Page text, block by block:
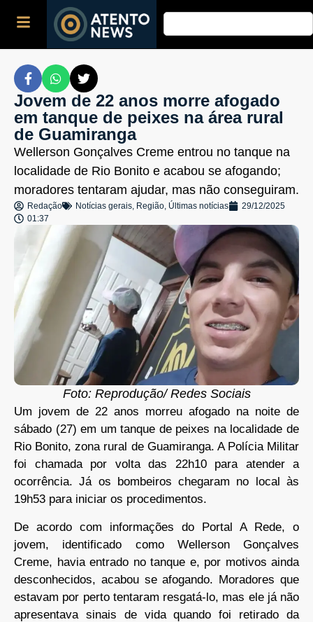
Jovem de 22 anos morre afogado
em tanque de peixes na área rural
de Guamiranga
Wellerson Gonçalves Creme entrou no tanque na
localidade de Rio Bonito e acabou se afogando;
moradores tentaram ajudar, mas não conseguiram.
Redação Notícias gerais, Região, Últimas notícias
29/12/2025
01:37
Foto: Reprodução/ Redes Sociais
Um jovem de 22 anos morreu afogado na noite de
sábado (27) em um tanque de peixes na localidade de
Rio Bonito, zona rural de Guamiranga. A Polícia Militar
foi chamada por volta das 22h10 para atender a
ocorrência. Já os bombeiros chegaram no local às
19h53 para iniciar os procedimentos.
De acordo com informações do Portal A Rede, o
jovem, identificado como Wellerson Gonçalves
Creme, havia entrado no tanque e, por motivos ainda
desconhecidos, acabou se afogando. Moradores que
estavam por perto tentaram resgatá-lo, mas ele já não
apresentava sinais de vida quando foi retirado da